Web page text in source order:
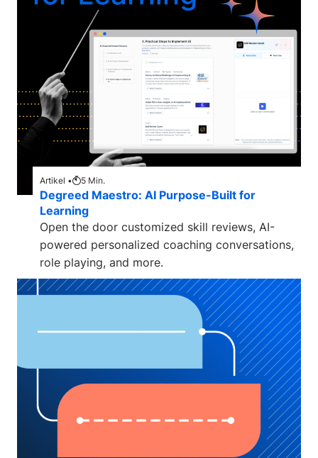
Artikel • 5 Min.
Degreed Maestro: AI Purpose-Built for
Learning
Open the door customized skill reviews, AI-
powered personalized coaching conversations,
role playing, and more.